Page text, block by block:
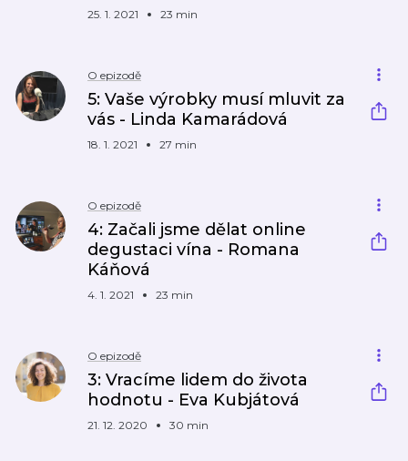
25. 1. 2021 23 min
O epizodě
5: Vaše výrobky musí mluvit za
vás - Linda Kamarádová
18. 1. 2021 27 min
O epizodě
4: Začali jsme dělat online
degustaci vína - Romana
Káňová
4. 1. 2021 23 min
O epizodě
3: Vracíme lidem do života
hodnotu - Eva Kubjátová
21. 12. 2020 30 min